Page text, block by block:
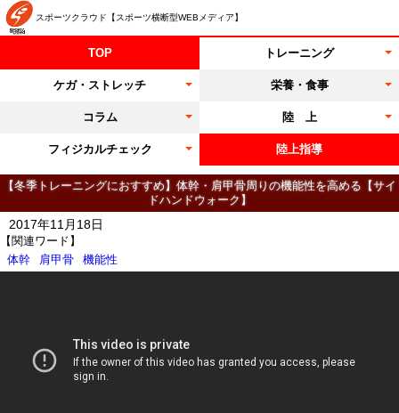
スポーツクラウド【スポーツ横断型WEBメディア】
TOP トレーニング
ケガ・ストレッチ 栄養・食事
コラム 陸 上
フィジカルチェック 陸上指導
【冬季トレーニングにおすすめ】体幹・肩甲骨周りの機能性を高める【サイ
ドハンドウォーク】
【関連ワード】
体幹
肩甲骨 機能性
2017年11月18日